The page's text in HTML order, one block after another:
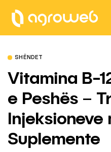
SHËNDET
Vitamina B-
e Peshës –
Injeksioneve
Suplemente